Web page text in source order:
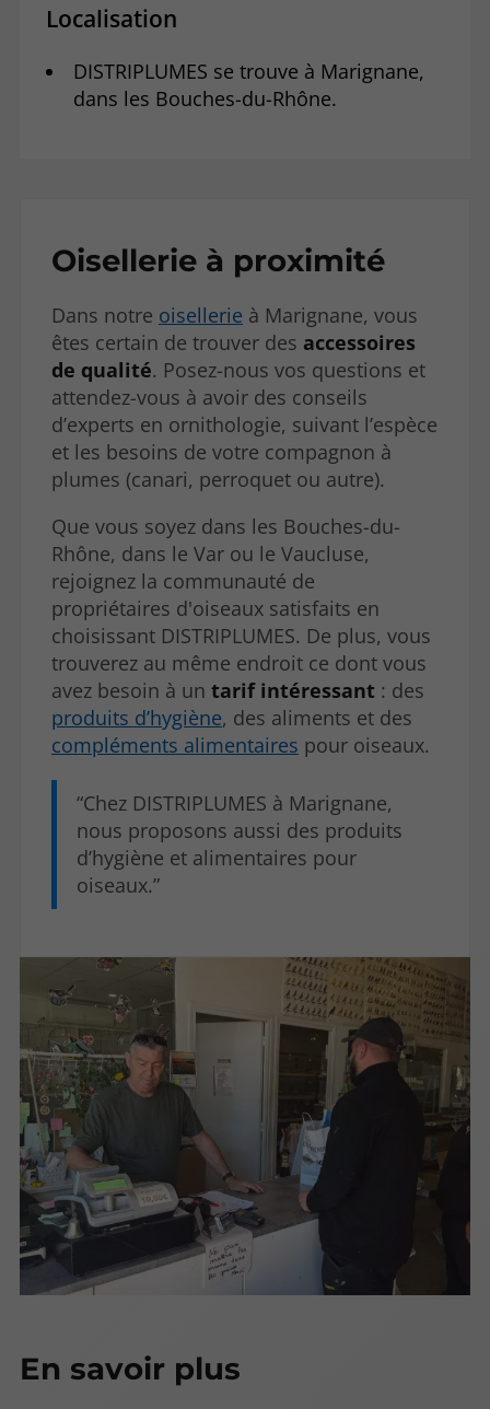
Localisation
DISTRIPLUMES se trouve à Marignane,
dans les Bouches-du-Rhône.
Oisellerie à proximité
Dans notre oisellerie à Marignane, vous
êtes certain de trouver des accessoires
de qualité. Posez-nous vos questions et
attendez-vous à avoir des conseils
d’experts en ornithologie, suivant l’espèce
et les besoins de votre compagnon à
plumes (canari, perroquet ou autre).
Que vous soyez dans les Bouches-du-
Rhône, dans le Var ou le Vaucluse,
rejoignez la communauté de
propriétaires d'oiseaux satisfaits en
choisissant DISTRIPLUMES. De plus, vous
trouverez au même endroit ce dont vous
avez besoin à un tarif intéressant : des
produits d’hygiène, des aliments et des
compléments alimentaires pour oiseaux.
Chez DISTRIPLUMES à Marignane,
nous proposons aussi des produits
d’hygiène et alimentaires pour
oiseaux.
En savoir plus